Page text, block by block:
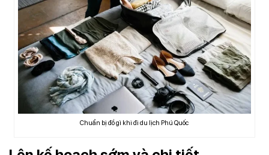
Chuẩn bị đồ gì khi đi du lịch Phú Quốc